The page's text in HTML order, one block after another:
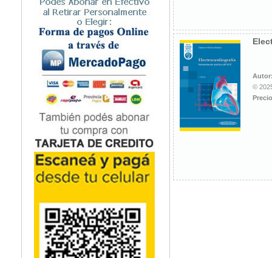
Nefrología
Neonatología / Pediatría
Neumología
Neuroanatomía / Neurociencia
Neurocirugía
Neurología
Nutrición
Odontología
Oftalmología
Oncología / Cuidados Paliativos
Ortopedía / Traumatología
Osteopatía
Otorrinolaringología
Podología
Psicología
Psiquiatría
Química
©